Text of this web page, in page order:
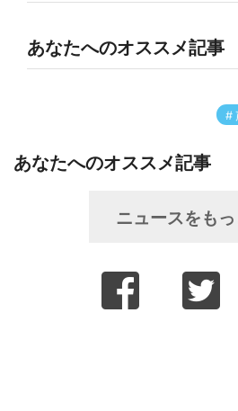
あなたへのオススメ記事
あなたへのオススメ記事
ニュースをも